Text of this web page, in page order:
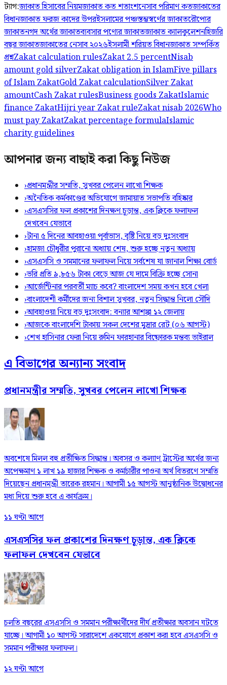
ট্যাগ:জাকাত হিসাবের নিয়মজাকাত কত শতাংশনেসাব পরিমাণ কতজাকাতের
বিধানজাকাত ফরজ কাদের উপরইসলামের পঞ্চস্তম্ভস্বর্ণের জাকাতরৌপ্যের
জাকাতনগদ অর্থের জাকাতব্যবসার পণ্যের জাকাতজাকাত ক্যালকুলেশনহিজরি
বছর জাকাতজাকাতের নেসাব ২০২৬ইসলামী শরিয়ত বিধানজাকাত সম্পর্কিত
প্রশ্নZakat calculation rulesZakat 2.5 percentNisab
amount gold silverZakat obligation in IslamFive pillars
of Islam ZakatGold Zakat calculationSilver Zakat
amountCash Zakat rulesBusiness goods ZakatIslamic
finance ZakatHijri year Zakat ruleZakat nisab 2026Who
must pay ZakatZakat percentage formulaIslamic
charity guidelines
আপনার জন্য বাছাই করা কিছু নিউজ
›প্রধানমন্ত্রীর সম্মতি, সুখবর পেলেন লাখো শিক্ষক
›অনৈতিক কর্মকাণ্ডের অভিযোগে জামায়াত সভাপতি বহিষ্কার
›এসএসসির ফল প্রকাশের দিনক্ষণ চূড়ান্ত, এক ক্লিকে ফলাফল
দেখবেন যেভাবে
›টানা ৫ দিনের আবহাওয়া পূর্বাভাস, বৃষ্টি নিয়ে বড় দুঃসংবাদ
›হামজা চৌধুরীর পুরানো অধ্যায় শেষ, শুরু হচ্ছে নতুন অধ্যায়
›এসএসসি ও সমমানের ফলাফল নিয়ে সর্বশেষ যা জানাল শিক্ষা বোর্ড
›ভরি প্রতি ৯,৮৫৬ টাকা বেড়ে আজ যে দামে বিক্রি হচ্ছে সোনা
›আর্জেন্টিনার পরবর্তী ম্যাচ কবে? বাংলাদেশ সময় কখন হবে খেলা
›বাংলাদেশী কর্মীদের জন্য বিশাল সুখবর, নতুন সিদ্ধান্ত নিলো সৌদি
›আবহাওয়া নিয়ে বড় দুঃসংবাদ: বন্যার আশঙ্কা ১২ জেলায়
›আজকে বাংলাদেশি টাকায় সকল দেশের মুদ্রার রেট (০৬ আগস্ট)
›শেখ হাসিনার ফেরা নিয়ে রুমিন ফারহানার বিষ্ফোরক মন্তব্য ভাইরাল
এ বিভাগের অন্যান্য সংবাদ
প্রধানমন্ত্রীর সম্মতি, সুখবর পেলেন লাখো শিক্ষক
অবশেষে মিলল বহু প্রতীক্ষিত সিদ্ধান্ত। অবসর ও কল্যাণ ট্রাস্টের অর্থের জন্য
অপেক্ষমাণ ১ লাখ ১৯ হাজার শিক্ষক ও কর্মচারীর পাওনা অর্থ বিতরণে সম্মতি
দিয়েছেন প্রধানমন্ত্রী তারেক রহমান। আগামী ১৫ আগস্ট আনুষ্ঠানিক উদ্বোধনের
মধ্য দিয়ে শুরু হবে এ কার্যক্রম।
১১ ঘণ্টা আগে
এসএসসির ফল প্রকাশের দিনক্ষণ চূড়ান্ত, এক ক্লিকে
ফলাফল দেখবেন যেভাবে
চলতি বছরের এসএসসি ও সমমান পরীক্ষার্থীদের দীর্ঘ প্রতীক্ষার অবসান ঘটতে
যাচ্ছে। আগামী ১০ আগস্ট সারাদেশে একযোগে প্রকাশ করা হবে এসএসসি ও
সমমান পরীক্ষার ফলাফল।
১২ ঘণ্টা আগে